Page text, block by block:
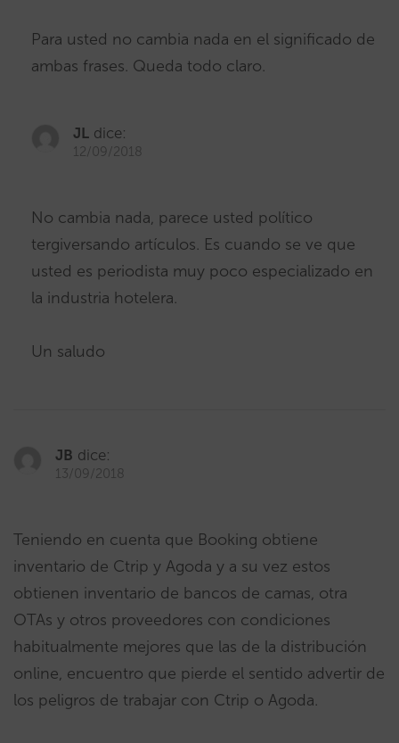
Para usted no cambia nada en el significado de
ambas frases. Queda todo claro.
JL dice:
12/09/2018
No cambia nada, parece usted político
tergiversando artículos. Es cuando se ve que
usted es periodista muy poco especializado en
la industria hotelera.
Un saludo
JB dice:
13/09/2018
Teniendo en cuenta que Booking obtiene
inventario de Ctrip y Agoda y a su vez estos
obtienen inventario de bancos de camas, otra
OTAs y otros proveedores con condiciones
habitualmente mejores que las de la distribución
online, encuentro que pierde el sentido advertir de
los peligros de trabajar con Ctrip o Agoda.